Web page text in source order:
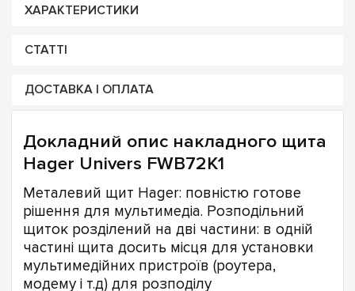
ХАРАКТЕРИСТИКИ
СТАТТІ
ДОСТАВКА І ОПЛАТА
Докладний опис накладного щита
Hager Univers FWB72K1
Металевий щит Hager: повністю готове
рішення для мультимедіа. Розподільний
щиток розділений на дві частини: в одній
частині щита досить місця для установки
мультимедійних пристроїв (роутера,
модему і т.д) для розподілу